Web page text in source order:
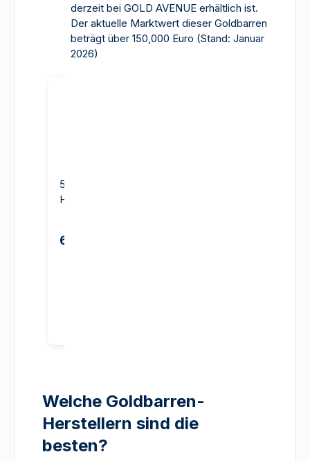
derzeit bei GOLD AVENUE erhältlich ist.
Der aktuelle Marktwert dieser Goldbarren
beträgt über 150,000 Euro (Stand: Januar
2026)
5 Gramm Goldbarren -
Heraeus
654,82 €
Welche Goldbarren-
Herstellern sind die
besten?